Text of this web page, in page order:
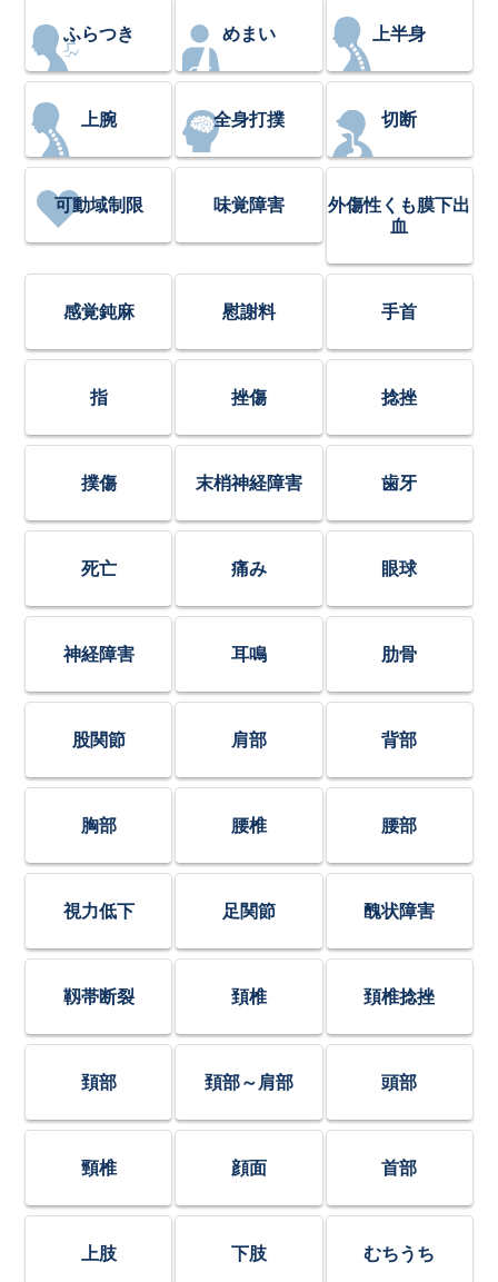
ふらつき めまい 上半身
上腕 全身打撲 切断
可動域制限 味覚障害
外傷性くも膜下出
血
感覚鈍麻 慰謝料 手首
指 挫傷 捻挫
撲傷 末梢神経障害 歯牙
死亡 痛み 眼球
神経障害 耳鳴 肋骨
股関節 肩部 背部
胸部 腰椎 腰部
視力低下 足関節 醜状障害
靱帯断裂 頚椎 頚椎捻挫
頚部 頚部～肩部 頭部
頸椎 顔面 首部
上肢 下肢 むちうち